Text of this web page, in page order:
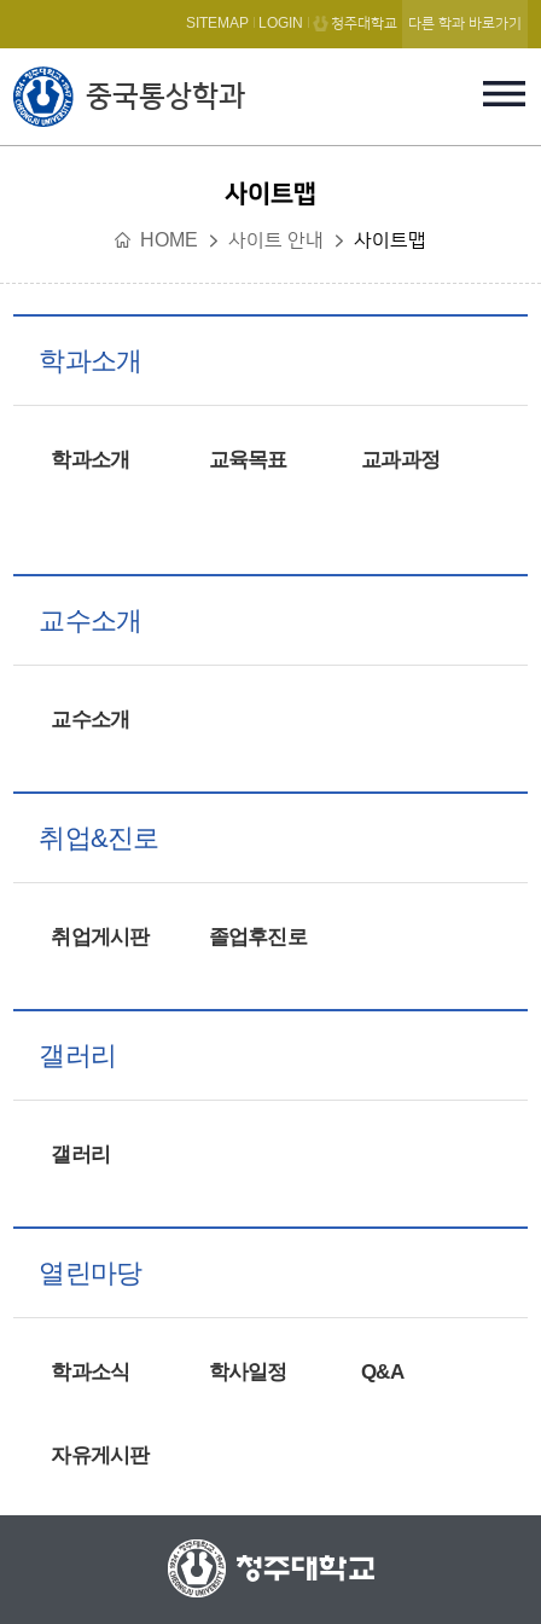
본문 바로가기
중국통상학과
SITEMAP LOGIN 청주대학교 다른 학과 바로가기
사이트맵
HOME 사이트 안내 사이트맵
학과소개
학과소개 교육목표 교과과정
교수소개
교수소개
취업&진로
취업게시판 졸업후진로
갤러리
갤러리
열린마당
학과소식 학사일정 Q&A
자유게시판